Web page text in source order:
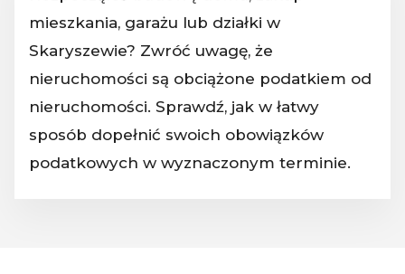
mieszkania, garażu lub działki w
Skaryszewie? Zwróć uwagę, że
nieruchomości są obciążone podatkiem od
nieruchomości. Sprawdź, jak w łatwy
sposób dopełnić swoich obowiązków
podatkowych w wyznaczonym terminie.